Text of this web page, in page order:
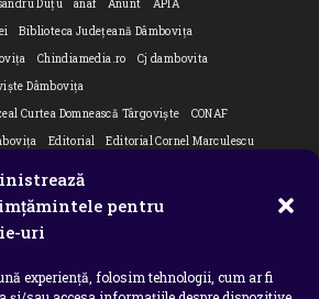
pentru
uri
experiență, folosim tehnologii, cum ar fi
Duțu anaf Anunt
APIA
Biblioteca Județeană Dâmbovița
Chindiamedia.ro
Cj dambovita
Dâmbovița
Curtea Domnească Târgoviște
CONAF
Editorial
Editorial Cornel Marculescu
ipj dambovita
sanatatii Nu-ți uita istoria
Oana Filip